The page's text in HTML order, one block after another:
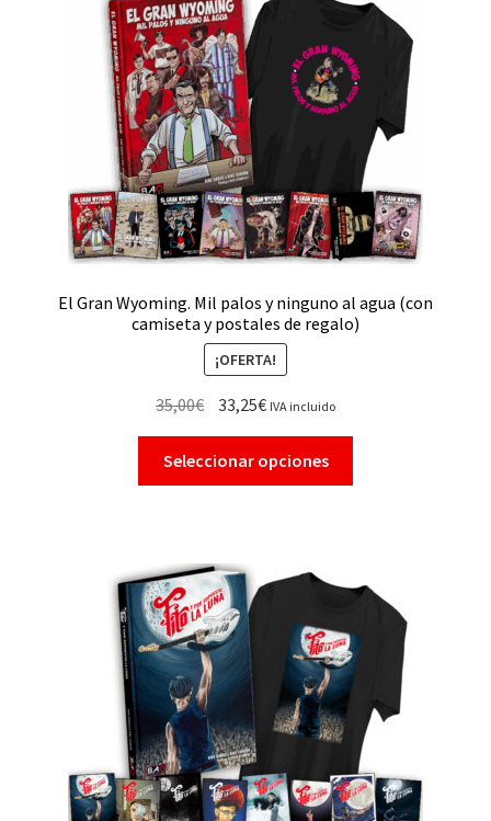
El Gran Wyoming. Mil palos y ninguno al agua (con
camiseta y postales de regalo)
¡OFERTA!
35,00€ 33,25€ IVA incluido
Seleccionar opciones